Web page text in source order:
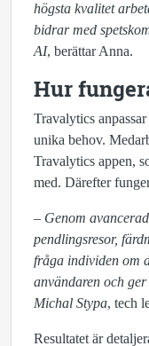
högsta kvalitet
bidrar med
AI, berättar Anna.
Hur
Travalytics
unika behov.
Travalytics appen,
med. Därefter
– Genom
pendlingsresor,
fråga individen om
användaren och
Michal Stypa, tech
Resultatet är